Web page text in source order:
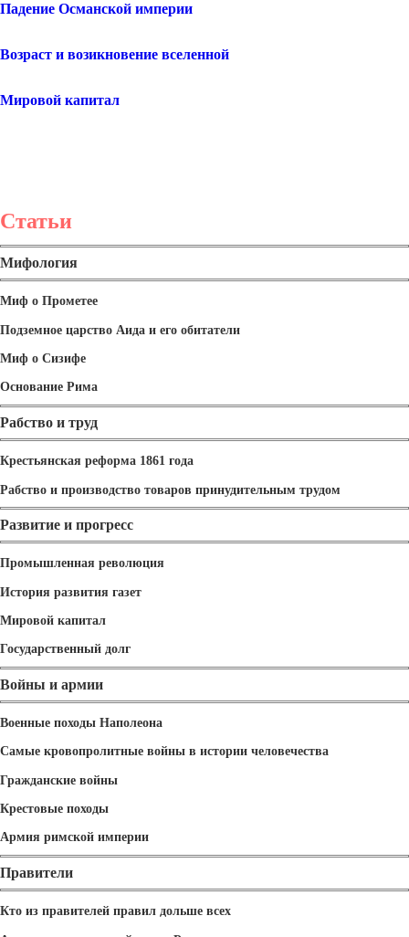
Падение Османской империи
Возраст и возикновение вселенной
Мировой капитал
Статьи
Мифология
Миф о Прометее
Подземное царство Аида и его обитатели
Миф о Сизифе
Основание Рима
Рабство и труд
Крестьянская реформа 1861 года
Рабство и производство товаров принудительным трудом
Развитие и прогресс
Промышленная революция
История развития газет
Мировой капитал
Государственный долг
Войны и армии
Военные походы Наполеона
Самые кровопролитные войны в истории человечества
Гражданские войны
Крестовые походы
Армия римской империи
Правители
Кто из правителей правил дольше всех